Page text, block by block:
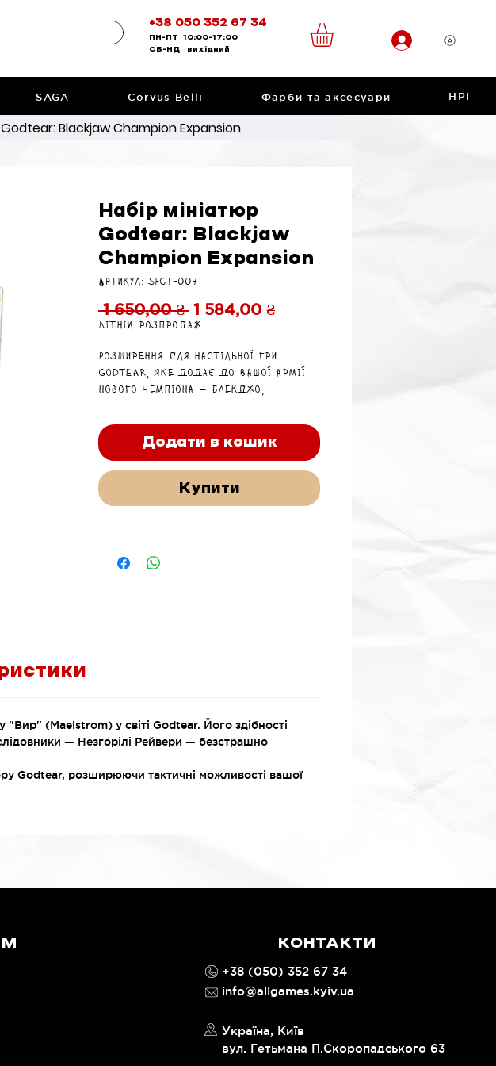
+38 050 352 67 34
ПН-ПТ 10:00-17:00
CБ-НД вихідний
SAGA Corvus Belli Фарби та аксесуари НРІ
Godtear: Blackjaw Champion Expansion
Набір мініатюр
Godtear: Blackjaw
Champion Expansion
Артикул: SFGT-007
1 650,00 ₴ Звичайна
ціна
1 584,00 ₴За
Літній розпродаж
Розширення для настільної гри
Godtear, яке додає до вашої армії
нового чемпіона — Блекджо,
послідовниками — Незгорілими
Рейверами.Додати в кошик
Купити
(Maelstrom) у світі Godtear. Його здібності
— Незгорілі Рейвери — безстрашно
Godtear, розширюючи тактичні можливості вашої
КОНТАКТИ
+38 (050) 352 67 34
info@allgames.kyiv.ua
Україна, Київ
вул. Гетьмана П.Скоропадського 63